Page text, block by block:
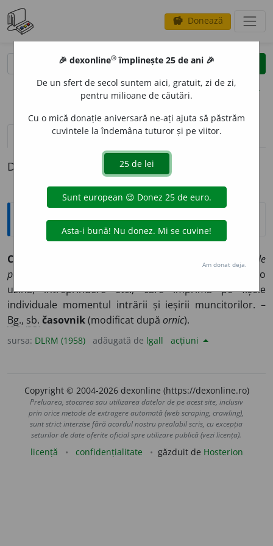
savings Donează
clear
opțiuni
definiții (1) pronunțievolume_up (9)
Definiția cu ID-ul 547257:
Explicative DEX
CEAS
Ceasornic de
pontaj
= ceasornic special pus la poarta de intrare într-o
uzină, întreprindere etc., care imprimă pe fișele
individuale momentul intrării și ieșirii muncitorilor. –
Bg., sb. časovnik(modificat după ornic).
sursa: DLRM (1958) adăugată de lgall acțiuni
Copyright © 2004-2026 dexonline (https://dexonline.ro)
Preluarea, stocarea sau utilizarea datelor de pe acest site, inclusiv
prin orice metode de extragere automată (web scraping, crawling),
sunt strict interzise fără acordul nostru prealabil scris, cu excepția
seturilor de date oferite oficial spre utilizare publică (vezi licența).
licență confidențialitate găzduit de Hosterion
🎉 dexonline® împlinește 25 de ani 🎉
De un sfert de secol suntem aici, gratuit, zi de zi,
pentru milioane de căutări.
Cu o mică donație aniversară ne-ați ajuta să păstrăm
cuvintele la îndemâna tuturor și pe viitor.
Am donat deja.